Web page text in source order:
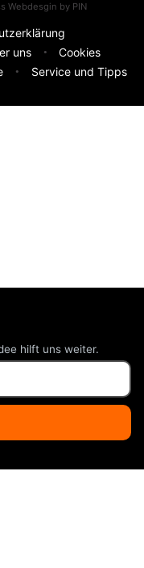
Webdesgin by PIN
uns
Cookies
Service und Tipps
hilft uns weiter.